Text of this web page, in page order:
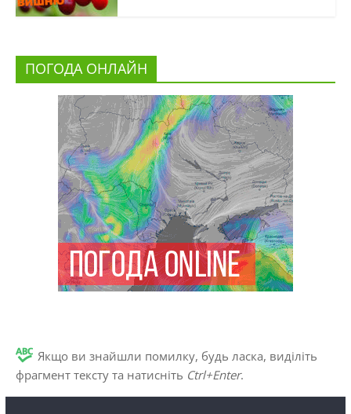
ПОГОДА ОНЛАЙН
Якщо ви знайшли помилку, будь ласка, виділіть
фрагмент тексту та натисніть Ctrl+Enter.